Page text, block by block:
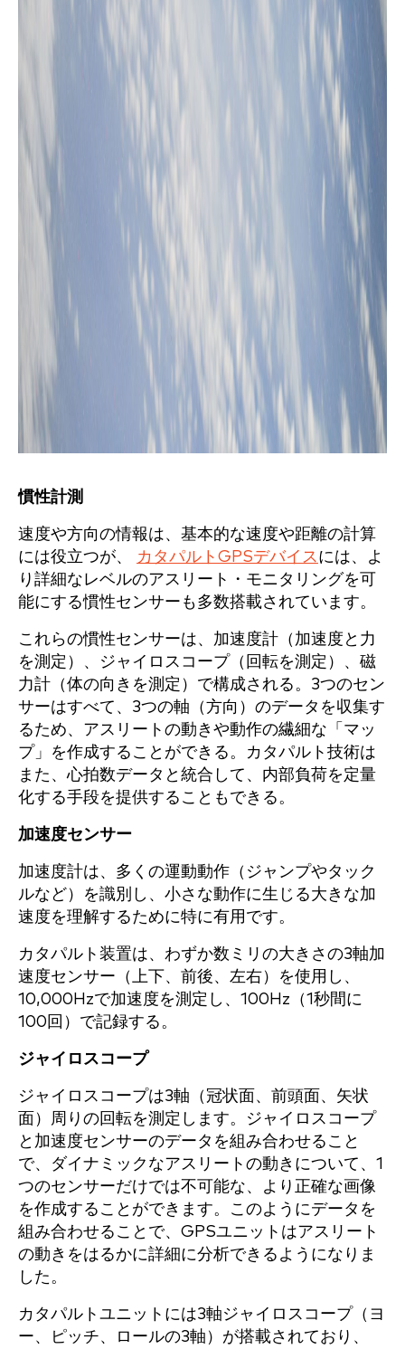
慣性計測
速度や方向の情報は、基本的な速度や距離の計算
には役立つが、
カタパルトGPSデバイスには、よ
り詳細なレベルのアスリート・モニタリングを可
能にする慣性センサーも多数搭載されています。
これらの慣性センサーは、加速度計（加速度と力
を測定）、ジャイロスコープ（回転を測定）、磁
力計（体の向きを測定）で構成される。3つのセン
サーはすべて、3つの軸（方向）のデータを収集す
るため、アスリートの動きや動作の繊細な「マッ
プ」を作成することができる。カタパルト技術は
また、心拍数データと統合して、内部負荷を定量
化する手段を提供することもできる。
加速度センサー
加速度計は、多くの運動動作（ジャンプやタック
ルなど）を識別し、小さな動作に生じる大きな加
速度を理解するために特に有用です。
カタパルト装置は、わずか数ミリの大きさの3軸加
速度センサー（上下、前後、左右）を使用し、
10,000Hzで加速度を測定し、100Hz（1秒間に
100回）で記録する。
ジャイロスコープ
ジャイロスコープは3軸（冠状面、前頭面、矢状
面）周りの回転を測定します。ジャイロスコープ
と加速度センサーのデータを組み合わせること
で、ダイナミックなアスリートの動きについて、1
つのセンサーだけでは不可能な、より正確な画像
を作成することができます。このようにデータを
組み合わせることで、GPSユニットはアスリート
の動きをはるかに詳細に分析できるようになりま
した。
カタパルトユニットには3軸ジャイロスコープ（ヨ
ー、ピッチ、ロールの3軸）が搭載されており、